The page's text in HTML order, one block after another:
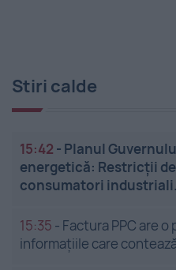
Stiri calde
15:42 - Planul
energetică: Restricții
consumatori
15:35 - Factura PPC are
informațiile care